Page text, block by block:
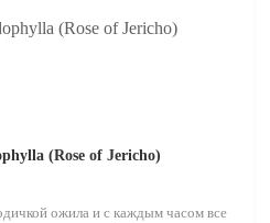
(Rose of Jericho)
ожила и с каждым часом все